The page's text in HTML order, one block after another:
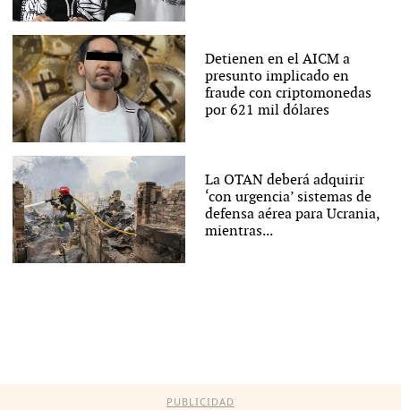
Detienen en el AICM a
presunto implicado en
fraude con criptomonedas
por 621 mil dólares
La OTAN deberá adquirir
‘con urgencia’ sistemas de
defensa aérea para Ucrania,
mientras...
PUBLICIDAD